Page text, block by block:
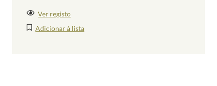
Ver registo
Adicionar à lista